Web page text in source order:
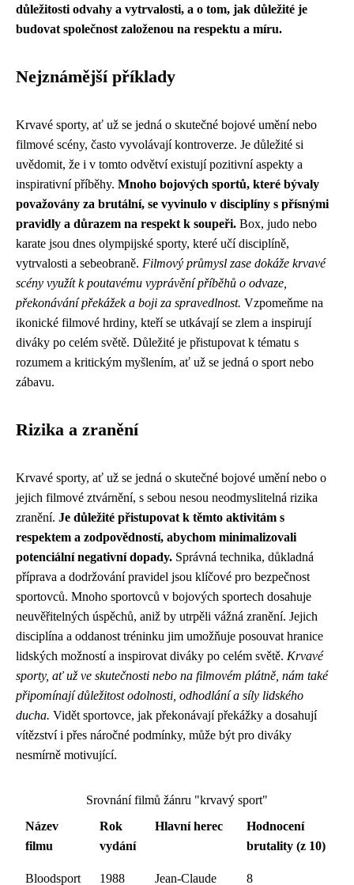
důležitosti odvahy a vytrvalosti, a o tom, jak důležité je
budovat společnost založenou na respektu a míru.
Nejznámější příklady
Krvavé sporty, ať už se jedná o skutečné bojové umění nebo
filmové scény, často vyvolávají kontroverze. Je důležité si
uvědomit, že i v tomto odvětví existují pozitivní aspekty a
inspirativní příběhy. Mnoho bojových sportů, které bývaly
považovány za brutální, se vyvinulo v disciplíny s přísnými
pravidly a důrazem na respekt k soupeři. Box, judo nebo
karate jsou dnes olympijské sporty, které učí disciplíně,
vytrvalosti a sebeobraně. Filmový průmysl zase dokáže krvavé
scény využít k poutavému vyprávění příběhů o odvaze,
překonávání překážek a boji za spravedlnost. Vzpomeňme na
ikonické filmové hrdiny, kteří se utkávají se zlem a inspirují
diváky po celém světě. Důležité je přistupovat k tématu s
rozumem a kritickým myšlením, ať už se jedná o sport nebo
zábavu.
Rizika a zranění
Krvavé sporty, ať už se jedná o skutečné bojové umění nebo o
jejich filmové ztvárnění, s sebou nesou neodmyslitelná rizika
zranění. Je důležité přistupovat k těmto aktivitám s
respektem a zodpovědností, abychom minimalizovali
potenciální negativní dopady. Správná technika, důkladná
příprava a dodržování pravidel jsou klíčové pro bezpečnost
sportovců. Mnoho sportovců v bojových sportech dosahuje
neuvěřitelných úspěchů, aniž by utrpěli vážná zranění. Jejich
disciplína a oddanost tréninku jim umožňuje posouvat hranice
lidských možností a inspirovat diváky po celém světě. Krvavé
sporty, ať už ve skutečnosti nebo na filmovém plátně, nám také
připomínají důležitost odolnosti, odhodlání a síly lidského
ducha. Vidět sportovce, jak překonávají překážky a dosahují
vítězství i přes náročné podmínky, může být pro diváky
nesmírně motivující.
Srovnání filmů žánru "krvavý sport"
Název
filmu
Rok
vydání
Hlavní herec
Hodnocení
brutality (z 10)
Bloodsport 1988 Jean-Claude 8